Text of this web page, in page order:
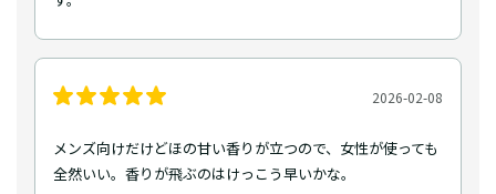
2026-02-08
メンズ向けだけどほの甘い香りが立つので、女性が使っても
全然いい。香りが飛ぶのはけっこう早いかな。